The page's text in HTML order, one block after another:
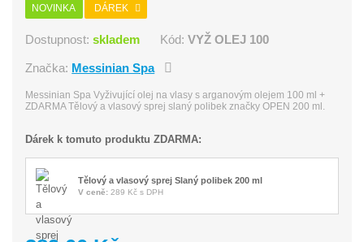
NOVINKA DÁREK
Dostupnost:skladem Kód: VYŽ OLEJ 100
Značka: Messinian Spa
Messinian Spa Vyživující olej na vlasy s arganovým olejem 100 ml +
ZDARMA Tělový a vlasový sprej slaný polibek značky OPEN 200 ml.
Dárek k tomuto produktu ZDARMA:
Tělový a vlasový sprej Slaný polibek 200 ml
V ceně: 289 Kč s DPH